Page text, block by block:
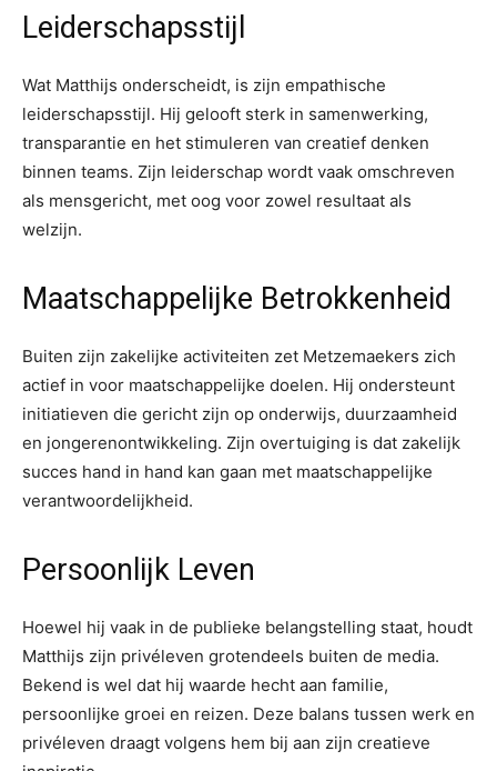
Leiderschapsstijl
Wat Matthijs onderscheidt, is zijn empathische
leiderschapsstijl. Hij gelooft sterk in samenwerking,
transparantie en het stimuleren van creatief denken
binnen teams. Zijn leiderschap wordt vaak omschreven
als mensgericht, met oog voor zowel resultaat als
welzijn.
Maatschappelijke Betrokkenheid
Buiten zijn zakelijke activiteiten zet Metzemaekers zich
actief in voor maatschappelijke doelen. Hij ondersteunt
initiatieven die gericht zijn op onderwijs, duurzaamheid
en jongerenontwikkeling. Zijn overtuiging is dat zakelijk
succes hand in hand kan gaan met maatschappelijke
verantwoordelijkheid.
Persoonlijk Leven
Hoewel hij vaak in de publieke belangstelling staat, houdt
Matthijs zijn privéleven grotendeels buiten de media.
Bekend is wel dat hij waarde hecht aan familie,
persoonlijke groei en reizen. Deze balans tussen werk en
privéleven draagt volgens hem bij aan zijn creatieve